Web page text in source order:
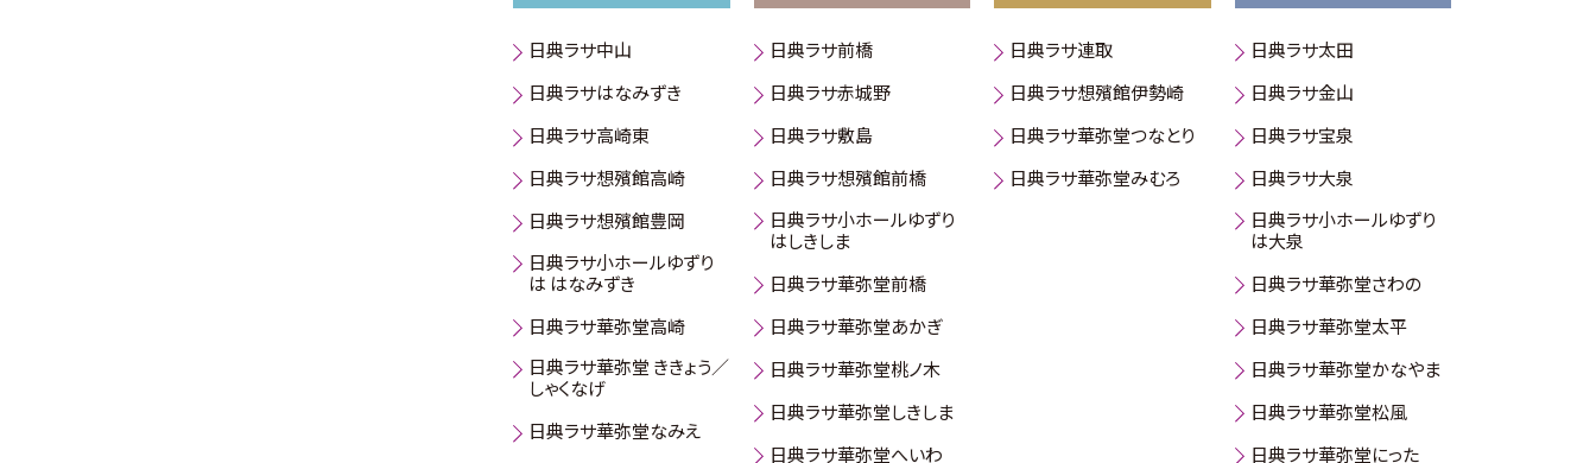
日典ラサ中山
日典ラサはなみずき
日典ラサ高崎東
日典ラサ想殯館高崎
日典ラサ想殯館豊岡
日典ラサ小ホールゆずり
は はなみずき
日典ラサ華弥堂高崎
日典ラサ華弥堂 ききょう／
しゃくなげ
日典ラサ華弥堂なみえ
日典ラサ前橋
日典ラサ赤城野
日典ラサ敷島
日典ラサ想殯館前橋
日典ラサ小ホールゆずり
はしきしま
日典ラサ華弥堂前橋
日典ラサ華弥堂あかぎ
日典ラサ華弥堂桃ノ木
日典ラサ華弥堂しきしま
日典ラサ華弥堂へいわ
日典ラサ連取
日典ラサ想殯館伊勢崎
日典ラサ華弥堂つなとり
日典ラサ華弥堂みむろ
日典ラサ太田
日典ラサ金山
日典ラサ宝泉
日典ラサ大泉
日典ラサ小ホールゆずり
は大泉
日典ラサ華弥堂さわの
日典ラサ華弥堂太平
日典ラサ華弥堂かなやま
日典ラサ華弥堂松風
日典ラサ華弥堂にった